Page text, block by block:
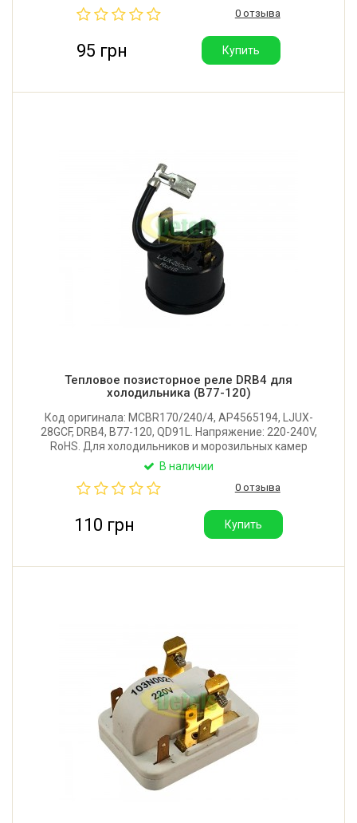
0 отзыва
95 грн Купить
Тепловое позисторное реле DRB4 для
холодильника (B77-120)
Код оригинала: MCBR170/240/4, AP4565194, LJUX-
28GCF, DRB4, B77-120, QD91L. Напряжение: 220-240V,
RoHS. Для холодильников и морозильных камер
AEG Oko Arctis, Liebherr, Zanussi, Electrolux,
Производитель: Sinceroo (Китай).
В наличии
0 отзыва
110 грн Купить